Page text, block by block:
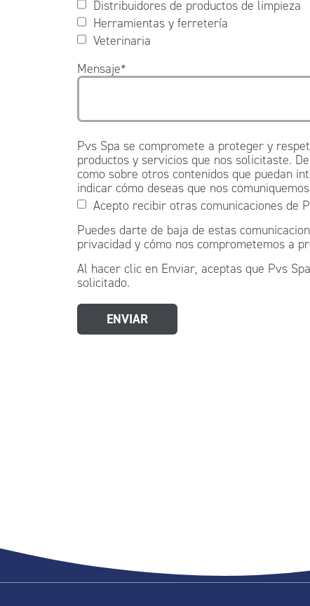
Distribuidores de productos de limpieza
Herramientas y ferretería
Veterinaria
Mensaje*
Pvs Spa se compromete a proteger y
productos y servicios que nos solicitaste.
como sobre otros contenidos que puedan
indicar cómo deseas que nos
Acepto recibir otras comunicaciones de
Puedes darte de baja de estas
privacidad y cómo nos comprometemos a
Al hacer clic en Enviar, aceptas que Pvs
solicitado.